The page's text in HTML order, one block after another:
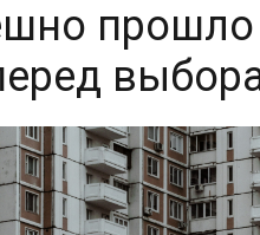
прошло